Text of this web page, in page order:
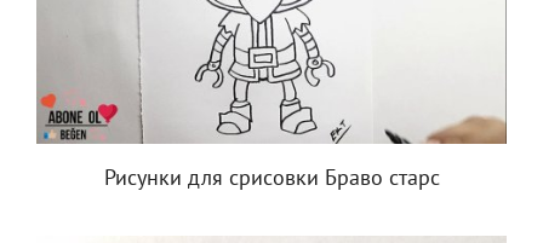
Рисунки для срисовки Браво старс